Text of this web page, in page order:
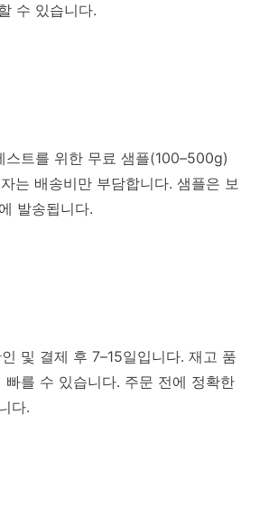
수 있습니다.
스트를 위한 무료 샘플(100–500g)
는 배송비만 부담합니다. 샘플은 보
발송됩니다.
및 결제 후 7–15일입니다. 재고 품
빠를 수 있습니다. 주문 전에 정확한
다.